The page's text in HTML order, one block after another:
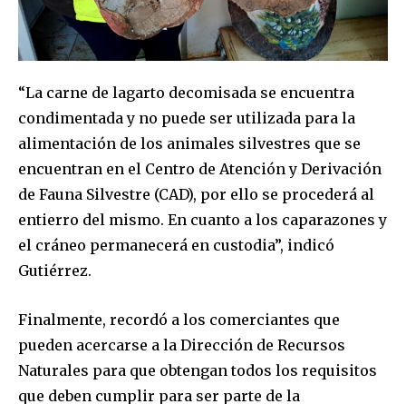
Join our community of
SUBSCRIBERS and be part of the
conversation.
your privacy and won't spam your inbox. Your information is
safe with us.
“La carne de lagarto decomisada se encuentra
condimentada y no puede ser utilizada para la
alimentación de los animales silvestres que se
encuentran en el Centro de Atención y Derivación
de Fauna Silvestre (CAD), por ello se procederá al
entierro del mismo. En cuanto a los caparazones y
el cráneo permanecerá en custodia”, indicó
Gutiérrez.
Finalmente, recordó a los comerciantes que
pueden acercarse a la Dirección de Recursos
Naturales para que obtengan todos los requisitos
que deben cumplir para ser parte de la